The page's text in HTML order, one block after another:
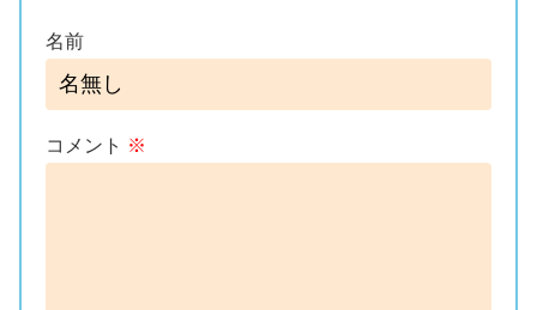
名前
コメント ※